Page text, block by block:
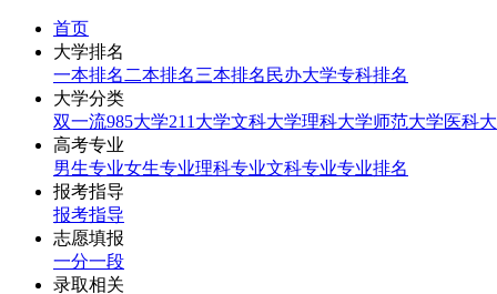
首页
大学排名
一本排名 二本排名三本排名 民办大学专科排名
大学分类
双一流985大学211大学文科大学理科大学师范大学医科
高考专业
男生专业女生专业理科专业文科专业专业排名
报考指导
报考指导
志愿填报
一分一段
录取相关